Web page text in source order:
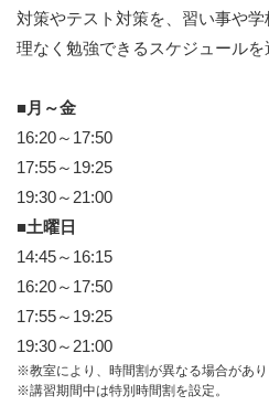
対策やテスト対策を、習い事や
理なく勉強できるスケジュールを
■月～金
16:20～17:50
17:55～19:25
19:30～21:00
■土曜日
14:45～16:15
16:20～17:50
17:55～19:25
19:30～21:00
※教室により、時間割が異なる場合があり
※講習期間中は特別時間割を設定。